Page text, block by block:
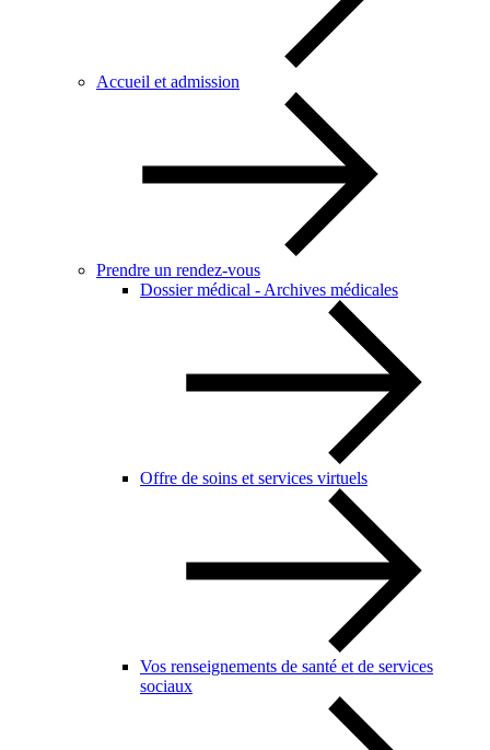
Accueil et admission
Prendre un rendez-vous
Dossier médical - Archives médicales
Offre de soins et services virtuels
Vos renseignements de santé et de services
sociaux